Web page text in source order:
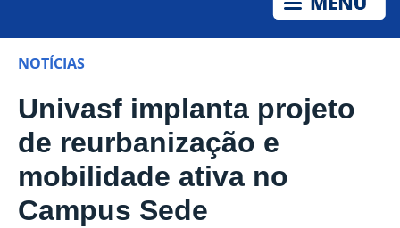
NOTÍCIAS
Univasf implanta projeto
de reurbanização e
mobilidade ativa no
Campus Sede